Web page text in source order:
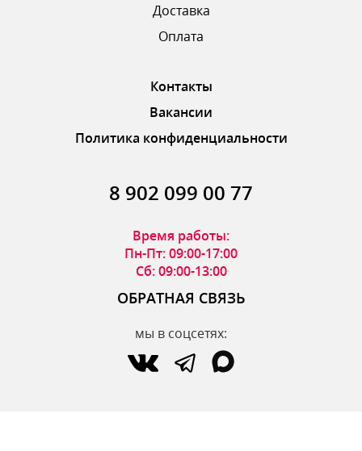
ОТПРАВИТЬ ОТЗЫВ
Доставка
Оплата
Контакты
Вакансии
Политика конфиденциальности
8 902 099 00 77
Время работы:
Пн-Пт: 09:00-17:00
Сб: 09:00-13:00
ОБРАТНАЯ СВЯЗЬ
мы в соцсетях: